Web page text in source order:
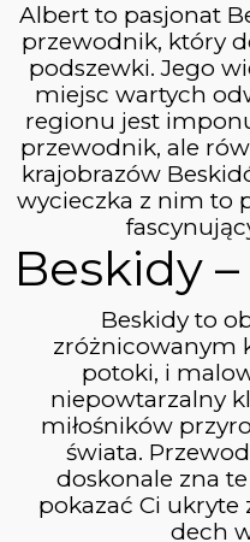
2023
10
CZERWIEC
2023
3
2023
16
MAJ
2023
Albert to pasjonat
przewodnik, który
podszewki. Jego
miejsc wartych
regionu jest
przewodnik, ale
krajobrazów
wycieczka z nim to
Beskidy
Beskidy to
zróżnicowanym
potoki, i
niepowtarzalny
miłośników
świata.
doskonale zna
pokazać Ci ukryte
dech